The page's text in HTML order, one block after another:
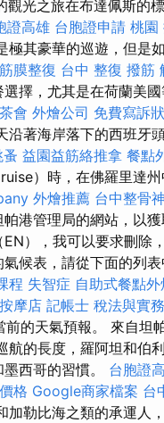
光之旅在布達佩斯的
證高雄 台胞證申請 桃園
極其豪華的巡遊，但是
膜整復 台中 整復 撥筋
擇，尤其是在荷蘭美國
茶會 外燴公司 免費寫訴狀
沿著海岸落下的西班牙
蚤 益園益筋絡推拿 餐點
）時，在佛羅里達
外燴推薦 台中整骨
港管理局的網站，以
），我可以要求刪除
候表，請從下面的列
程 失智症 自助式餐點外
按摩店 記帳士 稅法與實務
的天氣預報。 來自坦
航的長度，羅阿坦和伯
西哥的習慣。 台胞證
格 Google商家檔案 台
加勒比海之類的承運人